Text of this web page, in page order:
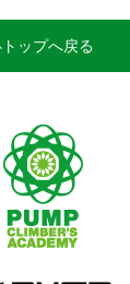
トップへ戻る